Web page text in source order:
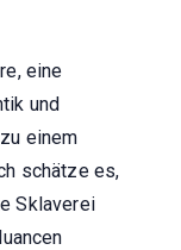
eine
und
einem
schätze es,
Sklaverei